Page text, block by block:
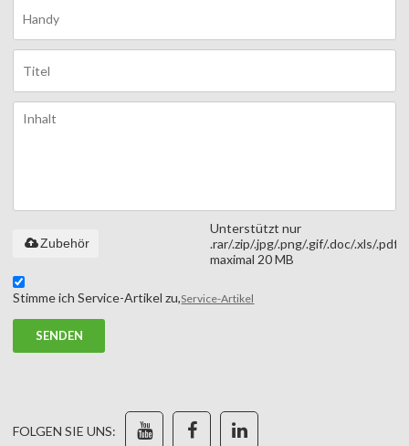
Unterstützt nur
.rar/.zip/.jpg/.png/.gif/.doc/.xls/.pdf,
maximal 20 MB
Zubehör
Stimme ich Service-Artikel zu,Service-Artikel
SENDEN
FOLGEN SIE UNS: